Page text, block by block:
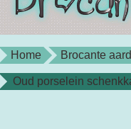
Home Brocante
Oud porselein